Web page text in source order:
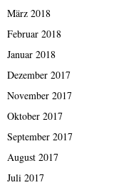
März 2018
Februar 2018
Januar 2018
Dezember 2017
November 2017
Oktober 2017
September 2017
August 2017
Juli 2017